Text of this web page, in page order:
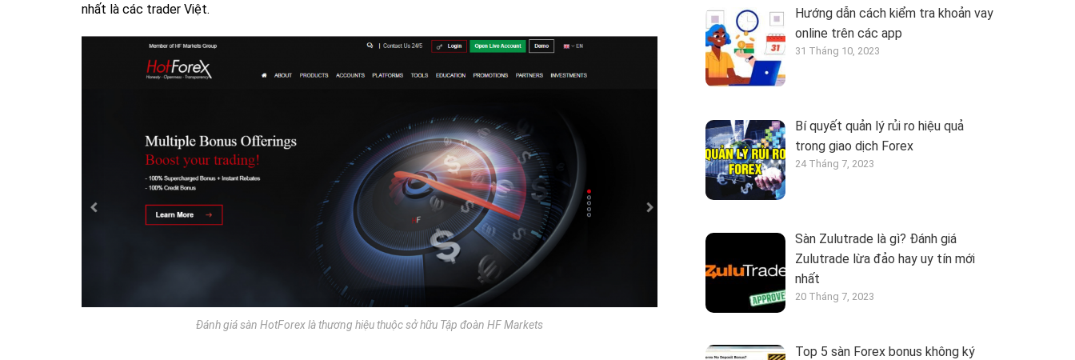
nhất là các trader Việt.
Đánh giá sàn HotForex là thương hiệu thuộc sở hữu Tập đoàn HF Markets
Hướng dẫn cách kiểm tra khoản vay
online trên các app
31 Tháng 10, 2023
Bí quyết quản lý rủi ro hiệu quả
trong giao dịch Forex
24 Tháng 7, 2023
Sàn Zulutrade là gì? Đánh giá
Zulutrade lừa đảo hay uy tín mới
nhất
20 Tháng 7, 2023
Top 5 sàn Forex bonus không ký